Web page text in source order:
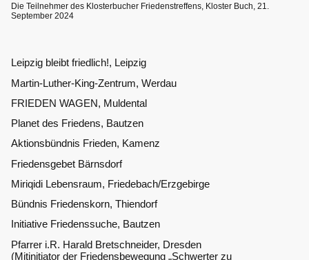
Die Teilnehmer des Klosterbucher Friedenstreffens, Kloster Buch, 21.
September 2024
Leipzig bleibt friedlich!, Leipzig
Martin-Luther-King-Zentrum, Werdau
FRIEDEN WAGEN, Muldental
Planet des Friedens, Bautzen
Aktionsbündnis Frieden, Kamenz
Friedensgebet Bärnsdorf
Miriqidi Lebensraum, Friedebach/Erzgebirge
Bündnis Friedenskorn, Thiendorf
Initiative Friedenssuche, Bautzen
Pfarrer i.R. Harald Bretschneider, Dresden
(Mitinitiator der Friedensbewegung „Schwerter zu